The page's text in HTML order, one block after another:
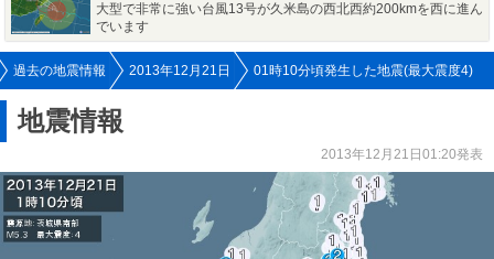
大型で非常に強い台風13号が久米島の西北西約200kmを西に進ん
でいます
過去の地震情報 2013年12月21日 01時10分頃発生した地震(最大震度4)
地震情報
2013年12月21日01:20発表